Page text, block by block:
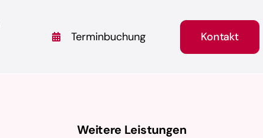
Terminbuchung Kontakt
Weitere Leistungen